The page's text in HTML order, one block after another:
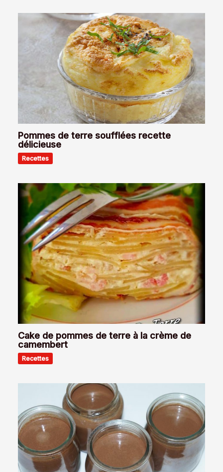
Pommes de terre soufflées recette
délicieuse
Recettes
Cake de pommes de terre à la crème de
camembert
Recettes